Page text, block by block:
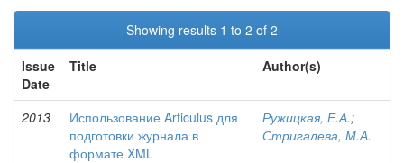
Showing results 1 to 2 of 2
Issue
Date
Title Author(s)
2013
Использование Articulus для
подготовки журнала в
формате XML
Ружицкая, Е.А.;
Стригалева, М.А.